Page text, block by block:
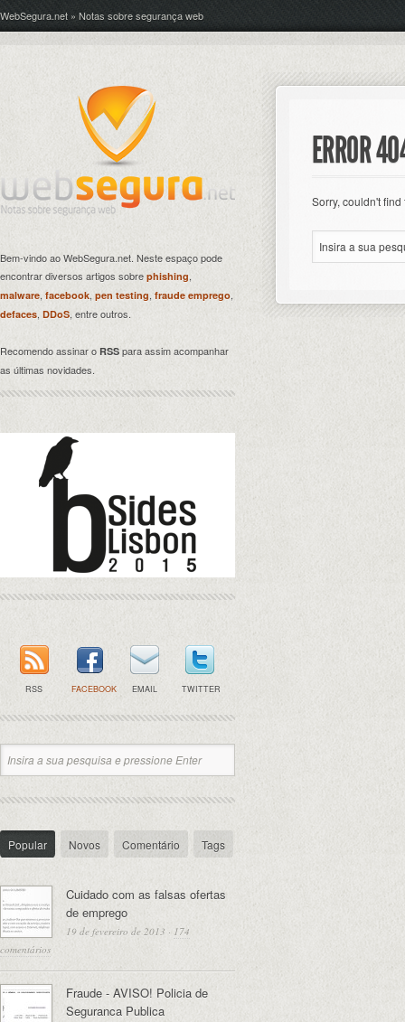
WebSegura.net » Notas sobre segurança web
ERROR
Sorry, couldn't find
Bem-vindo ao WebSegura.net. Neste espaço pode
encontrar diversos artigos sobre phishing,
malware, facebook, pen testing fraude emprego,
defaces, DDoS, entre outros.
Recomendo assinar o RSS para assim acompanhar
as últimas novidades.
RSS FACEBOOK EMAIL TWITTER
Popular Novos Comentário Tags
Cuidado com as falsas ofertas
de emprego
19 de fevereiro de 2013 · 174
comentários
Fraude - AVISO! Policia de
Seguranca Publica